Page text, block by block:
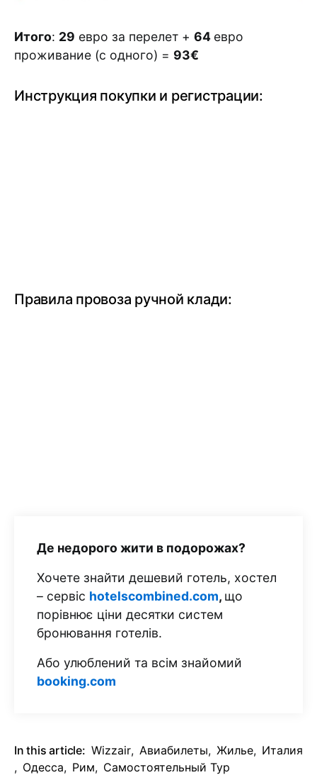
Итого: 29 евро за перелет + 64 евро
проживание (с одного) = 93€
Инструкция покупки и регистрации:
Правила провоза ручной клади:
Де недорого жити в подорожах?
Хочете знайти дешевий готель, хостел
– сервіс hotelscombined.com, що
порівнює ціни десятки систем
бронювання готелів.
Або улюблений та всім знайомий
booking.com
In this article: Wizzair, Авиабилеты, Жилье, Италия
, Одесса, Рим, Самостоятельный Тур